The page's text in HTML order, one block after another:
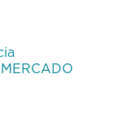
MERCADO